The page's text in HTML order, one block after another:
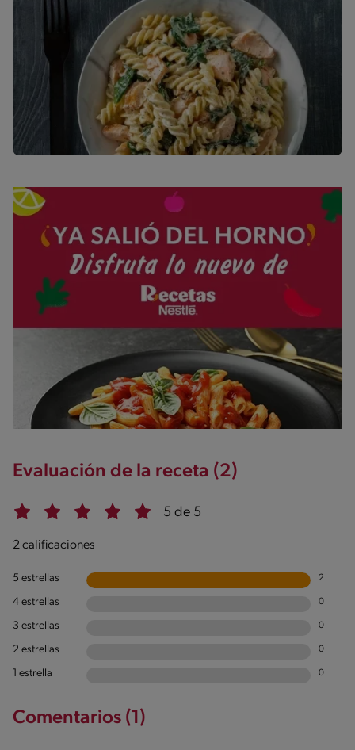
Evaluación de la receta (2)
5 de 5
2 calificaciones
5 estrellas 2
4 estrellas 0
3 estrellas 0
2 estrellas 0
1 estrella 0
Comentarios (1)